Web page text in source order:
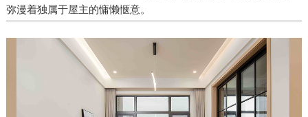
弥漫着独属于屋主的慵懒惬意。